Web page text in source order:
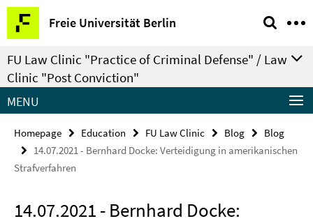
Springe
direkt
zu
Inhalt
Freie Universität Berlin
Service
Navigation
FU Law Clinic "Practice of Criminal Defense" / Law
Clinic "Post Conviction"
MENU
Homepage Education FU Law Clinic Blog
Blog
14.07.2021 - Bernhard Docke: Verteidigung in amerikanischen
Strafverfahren
14.07.2021 - Bernhard Docke: